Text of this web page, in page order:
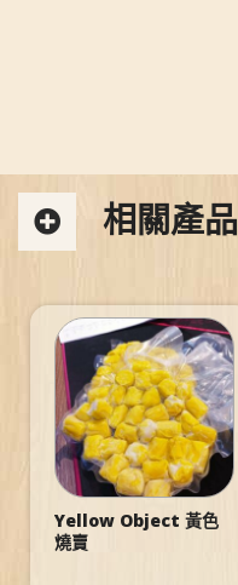
相關產品
Yellow Object 黃色
燒賣